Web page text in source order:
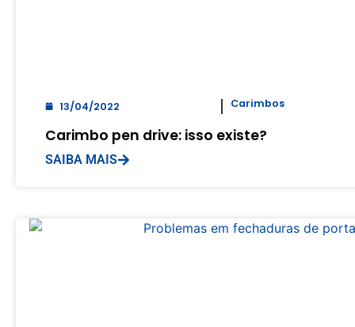
13/04/2022 Carimbos
Carimbo pen drive: isso existe?
SAIBA MAIS